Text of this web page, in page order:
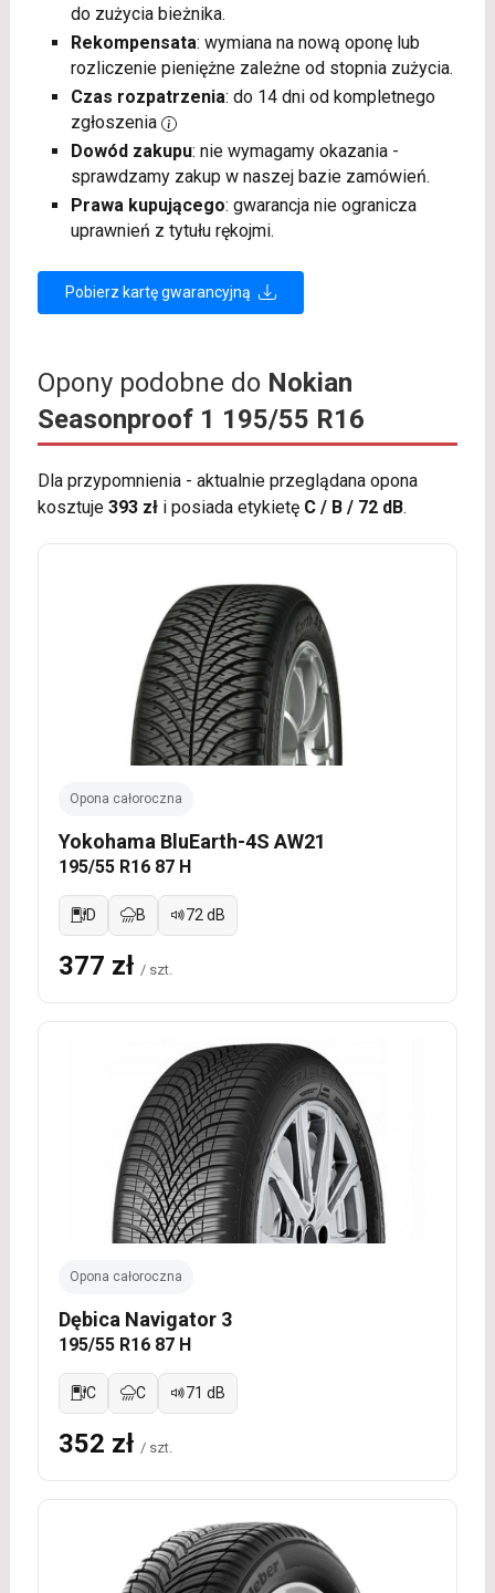
do zużycia bieżnika.
Rekompensata: wymiana na nową oponę lub
rozliczenie pieniężne zależne od stopnia zużycia.
Czas rozpatrzenia: do 14 dni od kompletnego
zgłoszenia
Dowód zakupu: nie wymagamy okazania -
sprawdzamy zakup w naszej bazie zamówień.
Prawa kupującego: gwarancja nie ogranicza
uprawnień z tytułu rękojmi.
Pobierz kartę gwarancyjną
Opony podobne do Nokian
Seasonproof 1 195/55 R16
Dla przypomnienia - aktualnie przeglądana opona
kosztuje 393 złi posiada etykietę C / B / 72 dB.
Opona całoroczna
Yokohama BluEarth-4S AW21
195/55 R16 87 H
D B 72 dB
377 zł / szt.
Opona całoroczna
Dębica Navigator 3
195/55 R16 87 H
C C 71 dB
352 zł / szt.